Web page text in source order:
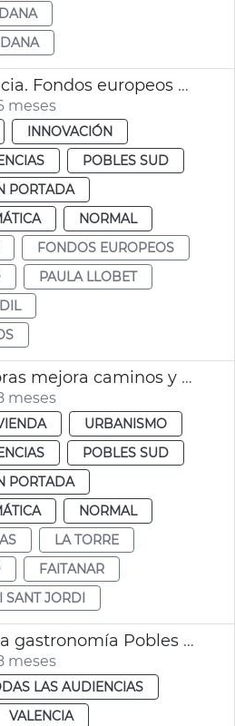
Plan EDIL València. Fondos europeos dana Pobles del Sud
meses
INNOVACIÓN
POBLES SUD
PORTADA
NORMAL
FONDOS EUROPEOS
PAULA LLOBET
Adjudicación obras mejora caminos y calles afectadas dana la Torre
meses
URBANISMO
POBLES SUD
PORTADA
NORMAL
LA TORRE
FAITANAR
SANT JORDI
València impulsa gastronomía Pobles del Sud afectados dana
meses
LAS AUDIENCIAS
VALENCIA